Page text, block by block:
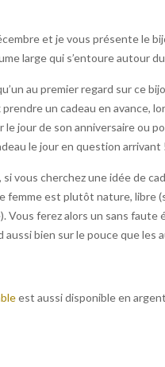
et je vous présente le
large qui s’entoure autour
au premier regard sur ce
prendre un cadeau en avance,
le jour de son anniversaire ou
le jour en question arrivant !
vous cherchez une idée de
femme est plutôt nature, libre
Vous ferez alors un sans faute
bien sur le pouce que les
est aussi disponible en